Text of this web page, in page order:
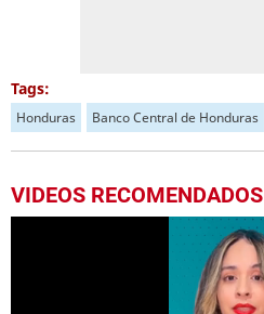
Tags:
Honduras Banco Central de Honduras
VIDEOS RECOMENDADOS